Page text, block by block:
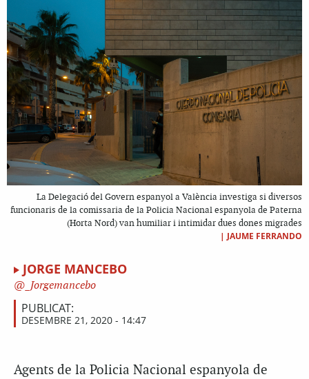
La Delegació del Govern espanyol a València investiga si diversos
funcionaris de la comissaria de la Policia Nacional espanyola de Paterna
(Horta Nord) van humiliar i intimidar dues dones migrades
| JAUME FERRANDO
JORGE MANCEBO
_Jorgemancebo
PUBLICAT:
DESEMBRE 21, 2020 - 14:47
Agents de la Policia Nacional espanyola de